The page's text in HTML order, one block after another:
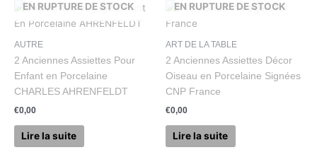
EN RUPTURE DE STOCK
AUTRE
2 Anciennes Assiettes Pour
Enfant en Porcelaine
CHARLES AHRENFELDT
€0,00
Lire la suite
EN RUPTURE DE STOCK
ART DE LA TABLE
2 Anciennes Assiettes Décor
Oiseau en Porcelaine Signées
CNP France
€0,00
Lire la suite